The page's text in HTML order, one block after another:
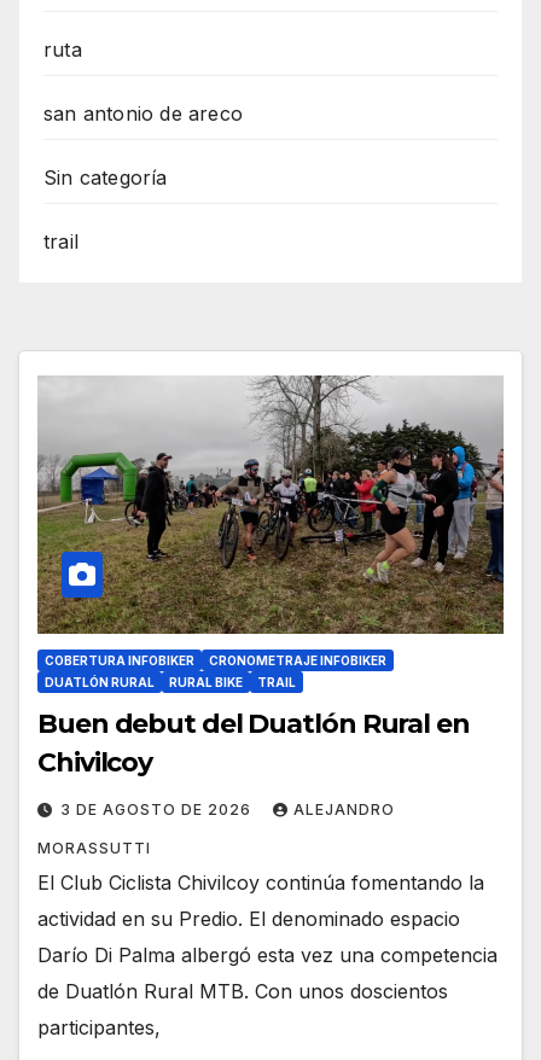
ruta
san antonio de areco
Sin categoría
trail
COBERTURA INFOBIKER
CRONOMETRAJE INFOBIKER
DUATLÓN RURAL
RURAL BIKE TRAIL
Buen debut del Duatlón Rural en
Chivilcoy
3 DE AGOSTO DE 2026 ALEJANDRO
MORASSUTTI
El Club Ciclista Chivilcoy continúa fomentando la
actividad en su Predio. El denominado espacio
Darío Di Palma albergó esta vez una competencia
de Duatlón Rural MTB. Con unos doscientos
participantes,